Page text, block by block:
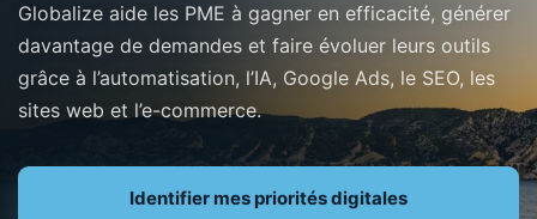
Globalize aide les PME à gagner en efficacité, générer
davantage de demandes et faire évoluer leurs outils
grâce à l’automatisation, l’IA, Google Ads, le SEO, les
sites web et l’e-commerce.
Identifier mes priorités digitales